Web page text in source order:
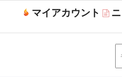
マイアカウント 